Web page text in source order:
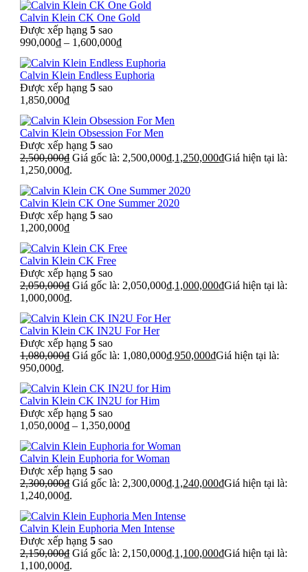
Calvin Klein CK One Gold
Được xếp hạng 5 sao
990,000₫ – 1,600,000₫
Calvin Klein Endless Euphoria
Được xếp hạng 5 sao
1,850,000₫
Calvin Klein Obsession For Men
Được xếp hạng 5 sao
2,500,000₫ Giá gốc là: 2,500,000₫.1,250,000₫Giá hiện tại là:
1,250,000₫.
Calvin Klein CK One Summer 2020
Được xếp hạng 5 sao
1,200,000₫
Calvin Klein CK Free
Được xếp hạng 5 sao
2,050,000₫ Giá gốc là: 2,050,000₫.1,000,000₫Giá hiện tại là:
1,000,000₫.
Calvin Klein CK IN2U For Her
Được xếp hạng 5 sao
1,080,000₫ Giá gốc là: 1,080,000₫.950,000₫Giá hiện tại là:
950,000₫.
Calvin Klein CK IN2U for Him
Được xếp hạng 5 sao
1,050,000₫ – 1,350,000₫
Calvin Klein Euphoria for Woman
Được xếp hạng 5 sao
2,300,000₫ Giá gốc là: 2,300,000₫.1,240,000₫Giá hiện tại là:
1,240,000₫.
Calvin Klein Euphoria Men Intense
Được xếp hạng 5 sao
2,150,000₫ Giá gốc là: 2,150,000₫.1,100,000₫Giá hiện tại là:
1,100,000₫.